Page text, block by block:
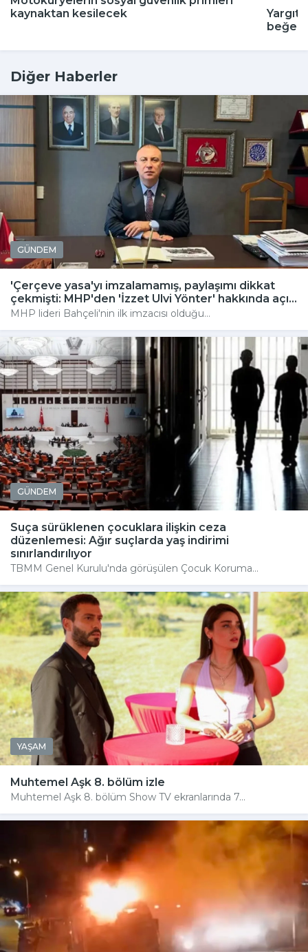
kaynaktan kesilecek
Diğer Haberler
GÜNDEM
'Çerçeve yasa'yı imzalamamış, paylaşımı dikkat
çekmişti: MHP'den 'İzzet Ulvi Yönter' hakkında açı...
MHP lideri Bahçeli'nin ilk imzacısı olduğu...
GÜNDEM
Suça sürüklenen çocuklara ilişkin ceza
düzenlemesi: Ağır suçlarda yaş indirimi
sınırlandırılıyor
TBMM Genel Kurulu'nda görüşülen Çocuk Koruma...
YAŞAM
Muhtemel Aşk 8. bölüm izle
Muhtemel Aşk 8. bölüm Show TV ekranlarında 7...